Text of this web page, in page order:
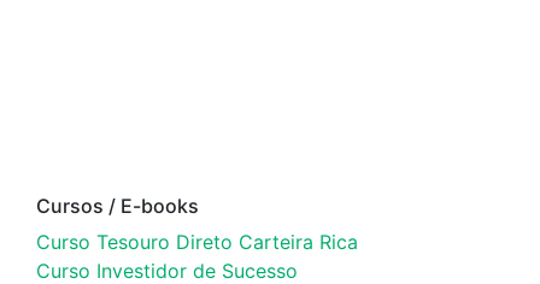
Cursos / E-books
Curso Tesouro Direto Carteira Rica
Curso Investidor de Sucesso